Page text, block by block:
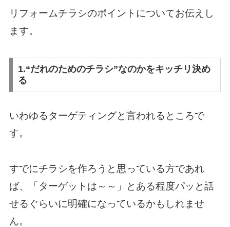
リフォームチラシのポイントについてお伝えし
ます。
1.“だれのためのチラシ”なのかをキッチリ決め
る
いわゆるターゲティングと言われるところで
す。
すでにチラシを作ろうと思っている方であれ
ば、「ターゲットは～～」とある程度パッと話
せるぐらいに明確になっているかもしれませ
ん。